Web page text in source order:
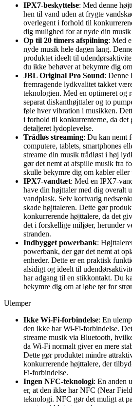
IPX7-beskyttelse: Med denne
hen til vand uden at frygte
overlegent i forhold til
dig mulighed for at nyde din
Op til 20 timers afspilning: Med
nyde musik hele dagen lang.
produktet ideelt til
du ikke behøver at bekymre dig
JBL Original Pro Sound: Denne
fremragende lydkvalitet takket
teknologien. Med en optimeret og
separat diskanthøjttaler og to
føle hver vibration i musikken.
i forhold til konkurrenterne, da det
detaljeret lydoplevelse.
Trådløs streaming: Du kan nemt
computere, tablets, smartphones
streame din musik trådløst i høj
gør det nemt at afspille musik fra
skulle bekymre dig om kabler eller
IPX7-vandtæt: Med en IPX7-
have din højttaler med dig overalt
vandplask. Selv kortvarig
skade højttaleren. Dette gør
konkurrerende højttalere, da det
det i forskellige miljøer, herunder
stranden.
Indbygget powerbank:
powerbank, der gør det nemt at
enheder. Dette er en praktisk
alsidigt og ideelt til
har adgang til en stikkontakt. Du
bekymre dig om at løbe tør for
Ulemper
Ikke Wi-Fi-forbindelse: En
den ikke har Wi-Fi-forbindelse.
streame musik via Bluetooth,
da Wi-Fi normalt giver en mere
Dette gør produktet mindre
konkurrerende højttalere, der
Fi-forbindelse.
Ingen NFC-teknologi: En anden
er, at den ikke har NFC (Near
teknologi. NFC gør det muligt at